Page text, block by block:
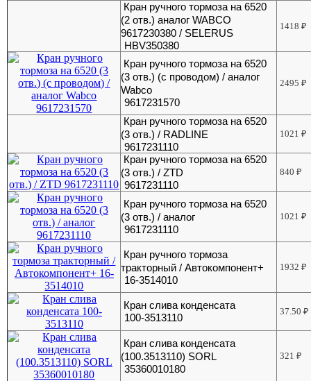
Кран ручного тормоза на 6520
(2 отв.) аналог WABCO
9617230380 / SELERUS
HBV350380
1418₽
Кран ручного тормоза на 6520
(3 отв.) (с проводом) / аналог
Wabco
9617231570
2495₽
Кран ручного тормоза на 6520
(3 отв.) / RADLINE
9617231110
1021₽
Кран ручного тормоза на 6520
(3 отв.) / ZTD
9617231110
840₽
Кран ручного тормоза на 6520
(3 отв.) / аналог
9617231110
1021₽
Кран ручного тормоза
тракторный / Автокомпонент+
16-3514010
1932₽
Кран слива конденсата
100-3513110
37.50₽
Кран слива конденсата
(100.3513110) SORL
35360010180
321₽